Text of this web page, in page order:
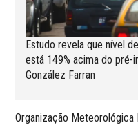
Estudo revela que nível
está 149% acima do pré-
González Farran
Organização Meteorológica